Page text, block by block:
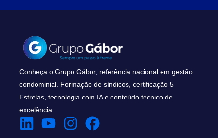
Conheça o Grupo Gábor, referência nacional em gestão
condominial. Formação de síndicos, certificação 5
Estrelas, tecnologia com IA e conteúdo técnico de
excelência.